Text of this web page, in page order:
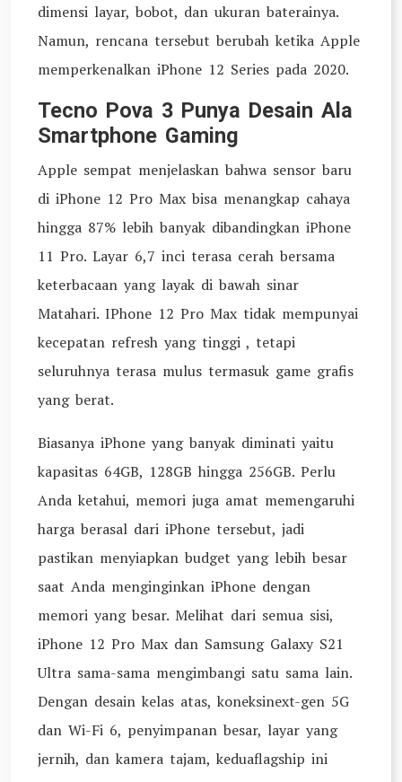
dimensi layar, bobot, dan ukuran baterainya.
Namun, rencana tersebut berubah ketika Apple
memperkenalkan iPhone 12 Series pada 2020.
Tecno Pova 3 Punya Desain Ala
Smartphone Gaming
Apple sempat menjelaskan bahwa sensor baru
di iPhone 12 Pro Max bisa menangkap cahaya
hingga 87% lebih banyak dibandingkan iPhone
11 Pro. Layar 6,7 inci terasa cerah bersama
keterbacaan yang layak di bawah sinar
Matahari. IPhone 12 Pro Max tidak mempunyai
kecepatan refresh yang tinggi , tetapi
seluruhnya terasa mulus termasuk game grafis
yang berat.
Biasanya iPhone yang banyak diminati yaitu
kapasitas 64GB, 128GB hingga 256GB. Perlu
Anda ketahui, memori juga amat memengaruhi
harga berasal dari iPhone tersebut, jadi
pastikan menyiapkan budget yang lebih besar
saat Anda menginginkan iPhone dengan
memori yang besar. Melihat dari semua sisi,
iPhone 12 Pro Max dan Samsung Galaxy S21
Ultra sama-sama mengimbangi satu sama lain.
Dengan desain kelas atas, koneksinext-gen 5G
dan Wi-Fi 6, penyimpanan besar, layar yang
jernih, dan kamera tajam, keduaflagship ini